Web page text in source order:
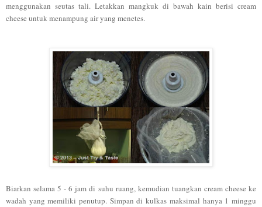
menggunakan seutas tali. Letakkan mangkuk di bawah kain berisi cream
cheese untuk menampung air yang menetes.
Biarkan selama 5 - 6 jam di suhu ruang, kemudian tuangkan cream cheese ke
wadah yang memiliki penutup. Simpan di kulkas maksimal hanya 1minggu